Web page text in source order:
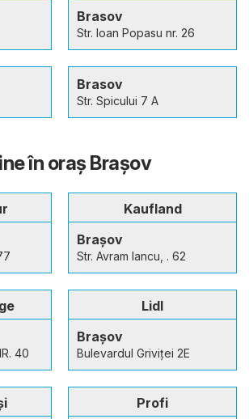
Brasov
Str. Ioan Popasu nr. 26
Brasov
Str. Spicului 7 A
în oraş Brașov
Kaufland
Brașov
Str. Avram Iancu, . 62
40
Lidl
Brașov
Bulevardul Griviței 2E
Profi